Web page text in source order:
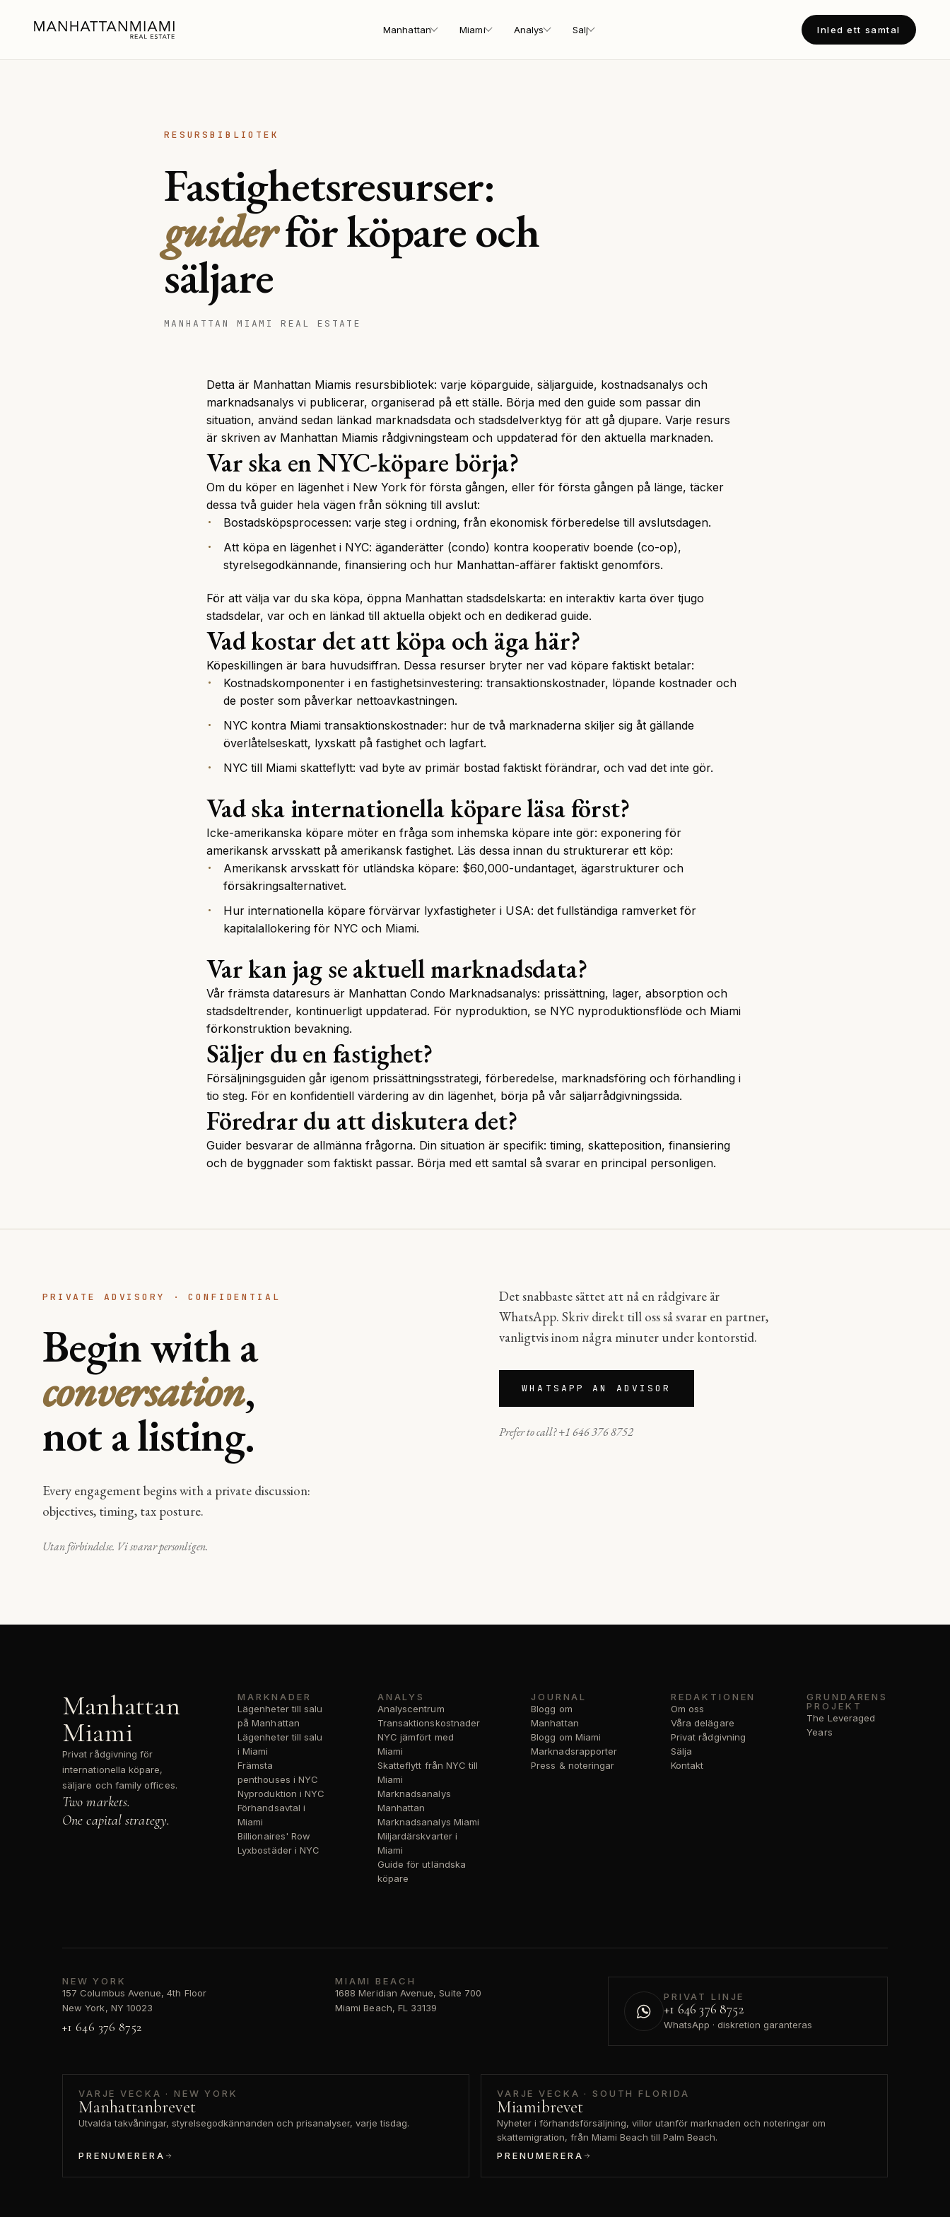
Manhattan Miami Analys Salj Inled ett samtal
RESURSBIBLIOTEK
Fastighetsresurser:
guiderför köpare och
säljare
MANHATTAN MIAMI REAL ESTATE
Detta är Manhattan Miamis resursbibliotek: varje köparguide, säljarguide, kostnadsanalys och
marknadsanalys vi publicerar, organiserad på ett ställe. Börja med den guide som passar din
situation, använd sedan länkad marknadsdata och stadsdelverktyg för att gå djupare. Varje resurs
är skriven av Manhattan Miamis rådgivningsteam och uppdaterad för den aktuella marknaden.
Var ska en NYC-köpare börja?
Om du köper en lägenhet i New York för första gången, eller för första gången på länge, täcker
dessa två guider hela vägen från sökning till avslut:
Bostadsköpsprocessen: varje steg i ordning, från ekonomisk förberedelse till avslutsdagen.
Att köpa en lägenhet i NYC: äganderätter (condo) kontra kooperativ boende (co-op),
styrelsegodkännande, finansiering och hur Manhattan-affärer faktiskt genomförs.
För att välja var du ska köpa, öppna Manhattan stadsdelskarta: en interaktiv karta över tjugo
stadsdelar, var och en länkad till aktuella objekt och en dedikerad guide.
Vad kostar det att köpa och äga här?
Köpeskillingen är bara huvudsiffran. Dessa resurser bryter ner vad köpare faktiskt betalar:
Kostnadskomponenter i en fastighetsinvestering: transaktionskostnader, löpande kostnader och
de poster som påverkar nettoavkastningen.
NYC kontra Miami transaktionskostnader: hur de två marknaderna skiljer sig åt gällande
överlåtelseskatt, lyxskatt på fastighet och lagfart.
NYC till Miami skatteflytt: vad byte av primär bostad faktiskt förändrar, och vad det inte gör.
Vad ska internationella köpare läsa först?
Icke-amerikanska köpare möter en fråga som inhemska köpare inte gör: exponering för
amerikansk arvsskatt på amerikansk fastighet. Läs dessa innan du strukturerar ett köp:
Amerikansk arvsskatt för utländska köpare: $60,000-undantaget, ägarstrukturer och
försäkringsalternativet.
Hur internationella köpare förvärvar lyxfastigheter i USA: det fullständiga ramverket för
kapitalallokering för NYC och Miami.
Var kan jag se aktuell marknadsdata?
Vår främsta dataresurs är Manhattan Condo Marknadsanalys: prissättning, lager, absorption och
stadsdeltrender, kontinuerligt uppdaterad. För nyproduktion, se NYC nyproduktionsflöde och Miami
förkonstruktion bevakning.
Säljer du en fastighet?
Försäljningsguiden går igenom prissättningsstrategi, förberedelse, marknadsföring och förhandling i
tio steg. För en konfidentiell värdering av din lägenhet, börja på vår säljarrådgivningssida.
Föredrar du att diskutera det?
Guider besvarar de allmänna frågorna. Din situation är specifik: timing, skatteposition, finansiering
och de byggnader som faktiskt passar. Börja med ett samtal så svarar en principal personligen.
PRIVATE ADVISORY · CONFIDENTIAL
Begin with a
conversation,
not a listing.
Every engagement begins with a private discussion:
objectives, timing, tax posture.
Utan förbindelse. Vi svarar personligen.
Det snabbaste sättet att nå en rådgivare är
WhatsApp. Skriv direkt till oss så svarar en partner,
vanligtvis inom några minuter under kontorstid.
WHATSAPP AN ADVISOR
Prefer to call? +1 646 376 8752
Manhattan
Miami
Privat rådgivning för
internationella köpare,
säljare och family offices.
Two markets.
One capital strategy.
MARKNADER
Lägenheter till salu
på Manhattan
Lägenheter till salu
i Miami
Främsta
penthouses i NYC
Nyproduktion i NYC
Förhandsavtal i
Miami
Billionaires' Row
Lyxbostäder i NYC
ANALYS
Analyscentrum
Transaktionskostnader
NYC jämfört med
Miami
Skatteflytt från NYC till
Miami
Marknadsanalys
Manhattan
Marknadsanalys Miami
Miljardärskvarter i
Miami
Guide för utländska
köpare
JOURNAL
Blogg om
Manhattan
Blogg om Miami
Marknadsrapporter
Press & noteringar
REDAKTIONEN
Om oss
Våra delägare
Privat rådgivning
Sälja
Kontakt
GRUNDARENS
PROJEKT
The Leveraged
Years
NEW YORK
157 Columbus Avenue, 4th Floor
New York, NY 10023
+1 646 376 8752
MIAMI BEACH
1688 Meridian Avenue, Suite 700
Miami Beach, FL 33139
PRIVAT LINJE
+1 646 376 8752
WhatsApp · diskretion garanteras
VARJE VECKA · NEW YORK
Manhattanbrevet
Utvalda takvåningar, styrelsegodkännanden och prisanalyser, varje tisdag.
PRENUMERERA
VARJE VECKA · SOUTH FLORIDA
Miamibrevet
Nyheter i förhandsförsäljning, villor utanför marknaden och noteringar om
skattemigration, från Miami Beach till Palm Beach.
PRENUMERERA